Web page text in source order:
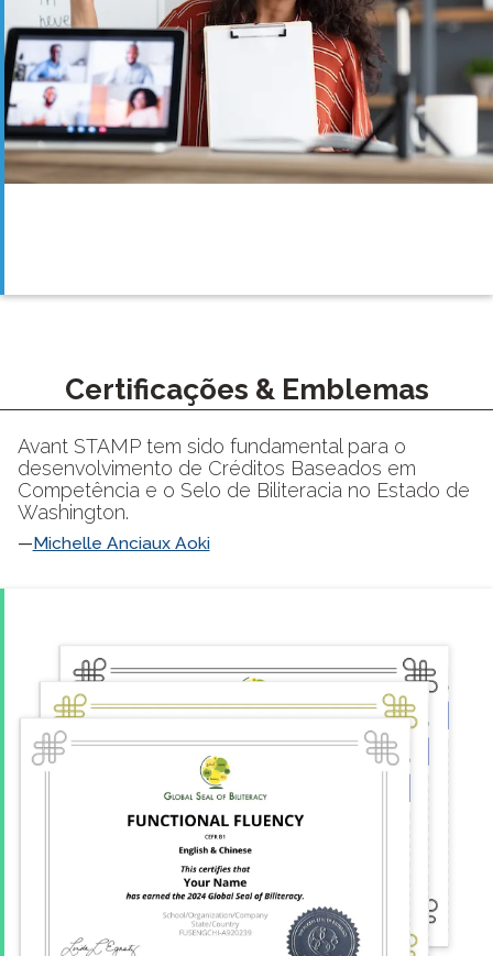
Certificações & Emblemas
Avant STAMP tem sido fundamental para o
desenvolvimento de Créditos Baseados em
Competência e o Selo de Biliteracia no Estado de
Washington.
Michelle Anciaux Aoki